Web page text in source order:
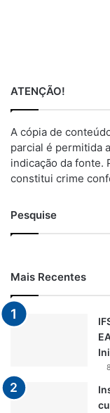
ATENÇÃO!
A cópia de
parcial é permitida
indicação da fonte.
constitui crime
Pesquise
Mais Recentes